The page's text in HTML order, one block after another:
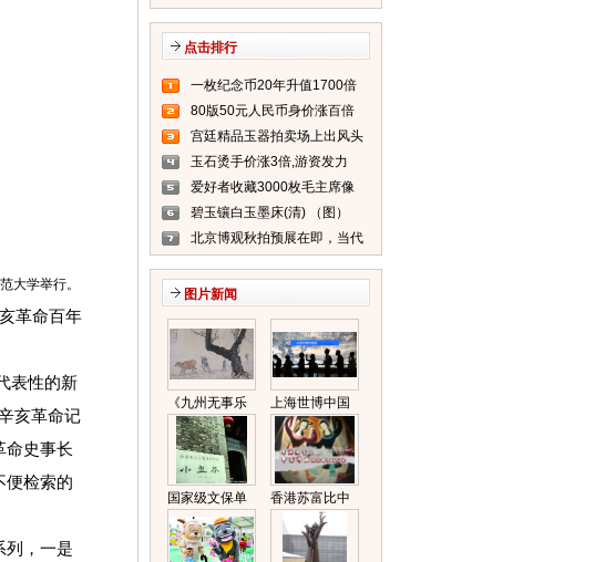
大学举行。
革命百年
表性的新
亥革命记
命史事长
便检索的
，一是
点击排行
一枚纪念币20年升值1700倍
80版50元人民币身价涨百倍
(图)
宫廷精品玉器拍卖场上出风头
(图)
玉石烫手价涨3倍,游资发力
爱好者收藏3000枚毛主席像
章 单枚价格最上千元
碧玉镶白玉墨床(清) （图）
北京博观秋拍预展在即，当代
图片新闻
《九州无事乐
耕耘》神秘现
身秋拍（图）
上海世博中国
馆今晚正式闭
馆（图）
国家级文保单
位小盘谷建豪
华会所“天价”遭
香港苏富比中
国书画拍卖创
最高纪录